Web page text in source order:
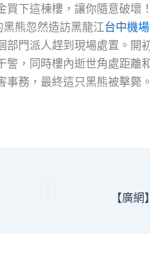
下這棟樓，讓你隨意破壞
熊忽然造訪黑龍江台中機
部門派人趕到現場處置。開
警，同時樓內逝世角處距離
務，最終這只黑熊被擊斃。